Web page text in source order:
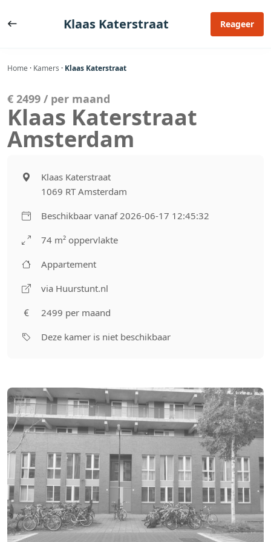
naar
Klaas Katerstraat Reageer
Home · Kamers · Klaas Katerstraat
€ 2499 / per maand
Klaas Katerstraat
Amsterdam
Klaas Katerstraat
1069 RT Amsterdam
Beschikbaar vanaf 2026-06-17 12:45:32
74 m² oppervlakte
Appartement
via Huurstunt.nl
2499 per maand
Deze kamer is niet beschikbaar